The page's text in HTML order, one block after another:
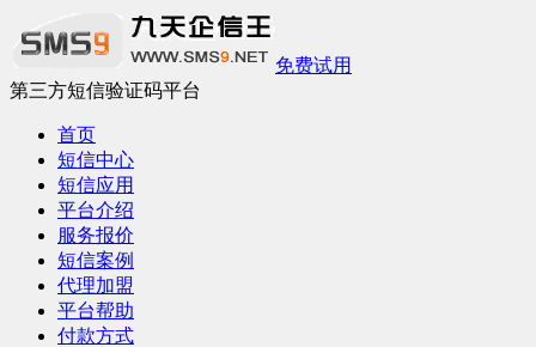
免费试用
第三方短信验证码平台
首页
短信中心
短信应用
平台介绍
服务报价
短信案例
代理加盟
平台帮助
付款方式